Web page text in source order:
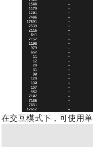
在交互模式下，可使用